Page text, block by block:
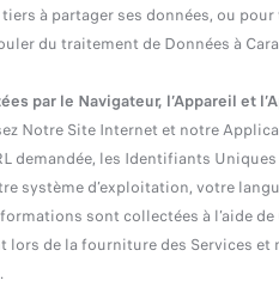
à partager ses données, ou
du traitement de Données à
par le Navigateur, l’Appareil et
Notre Site Internet et notre
demandée, les Identifiants
système d’exploitation, votre
sont collectées à l’aide
de la fourniture des Services